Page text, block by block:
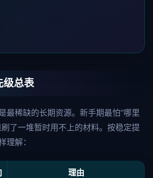
级总表
最稀缺的长期资源。新手期最怕“哪里
了一堆暂时用不上的材料。按稳定提
理解：
理由